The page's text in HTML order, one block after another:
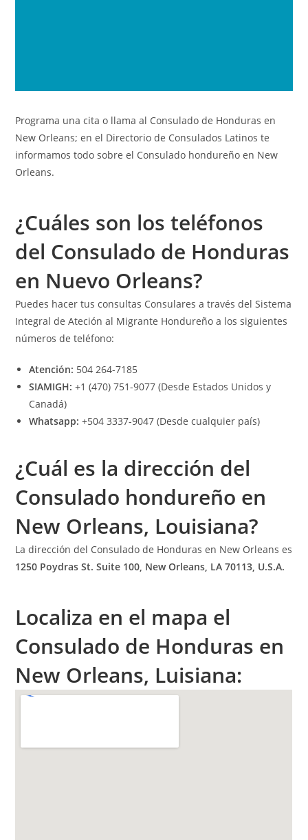
Programa una cita o llama al Consulado de Honduras en
New Orleans; en el Directorio de Consulados Latinos te
informamos todo sobre el Consulado hondureño en New
Orleans.
¿Cuáles son los teléfonos
del Consulado de Honduras
en Nuevo Orleans?
Puedes hacer tus consultas Consulares a través del Sistema
Integral de Ateción al Migrante Hondureño a los siguientes
números de teléfono:
Atención: 504 264-7185
SIAMIGH: +1 (470) 751-9077 (Desde Estados Unidos y
Canadá)
Whatsapp: +504 3337-9047 (Desde cualquier país)
¿Cuál es la dirección del
Consulado hondureño en
New Orleans, Louisiana?
La dirección del Consulado de Honduras en New Orleans es
1250 Poydras St. Suite 100, New Orleans, LA 70113, U.S.A.
Localiza en el mapa el
Consulado de Honduras en
New Orleans, Luisiana: